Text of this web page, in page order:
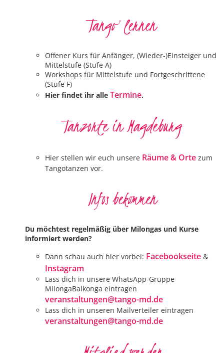
Tango lernen
Offener Kurs für Anfänger, (Wieder-)Einsteiger und
Mittelstufe (Stufe A)
Workshops für Mittelstufe und Fortgeschrittene
(Stufe F)
Hier findet ihr alle Termine.
Tanzorte in Magdeburg
Hier stellen wir euch unsere Räume & Orte zum
Tangotanzen vor.
Infos bekommen
Du möchtest regelmäßig über Milongas und Kurse
informiert werden?
Dann schau auch hier vorbei: Facebookseite &
Instagram
Lass dich in unsere WhatsApp-Gruppe
MilongaBalkonga eintragen
veranstaltungen@tango-md.de
Lass dich in unseren Mailverteiler eintragen
veranstaltungen@tango-md.de